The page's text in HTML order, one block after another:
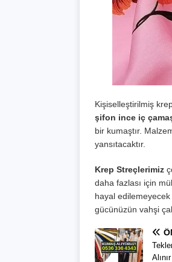
Kişiselleştirilmiş
şifon ince iç
bir kumaştır.
yansıtacaktır.
Krep Streçlerimiz
daha fazlası için
hayal
gücünüzün vahşi
Alınır